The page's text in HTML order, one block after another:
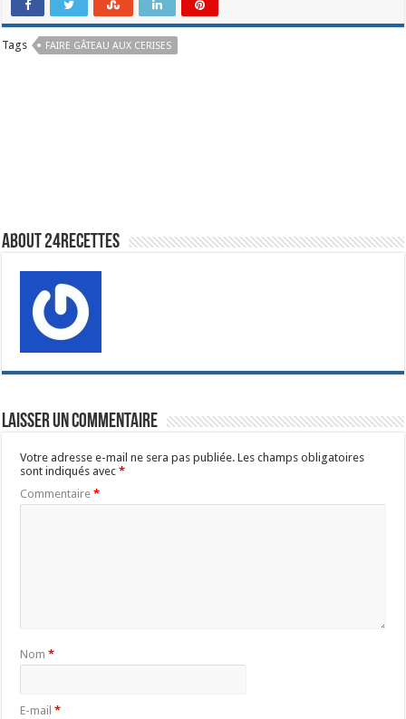
Tags FAIRE GÂTEAU AUX CERISES
About 24recettes
Laisser un commentaire
Votre adresse e-mail ne sera pas publiée. Les champs obligatoires
sont indiqués avec*
Commentaire*
Nom*
E-mail*